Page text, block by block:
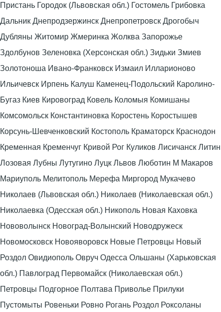
Пристань Городок (Львовская обл.) Гостомель Грибовка
Дальник Днепродзержинск Днепропетровск Дрогобыч
Дубляны Житомир Жмеринка Жолква Запорожье
Здолбунов Зеленовка (Херсонская обл.) Зидьки Змиев
Золотоноша Ивано-Франковск Измаил Илларионово
Ильичевск Ирпень Калуш Каменец-Подольский Каролино-
Бугаз Киев Кировоград Ковель Коломыя Комишаны
Комсомольск Константиновка Коростень Коростышев
Корсунь-Шевченковский Костополь Краматорск Краснодон
Кременная Кременчуг Кривой Рог Куликов Лисичанск Литин
Лозовая Лубны Лутугино Луцк Львов Люботин М Макаров
Мариуполь Мелитополь Мерефа Миргород Мукачево
Николаев (Львовская обл.) Николаев (Николаевская обл.)
Николаевка (Одесская обл.) Никополь Новая Каховка
Нововолынск Новоград-Волынский Новодружеск
Новомосковск Новояворовск Новые Петровцы Новый
Роздол Овидиополь Овруч Одесса Ольшаны (Харьковская
обл.) Павлоград Первомайск (Николаевская обл.)
Петровцы Подгорное Полтава Приволье Прилуки
Пустомыты Ровеньки Ровно Рогань Роздол Роксоланы